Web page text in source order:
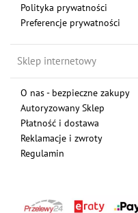
Polityka prywatności
Preferencje prywatności
Sklep internetowy
O nas - bezpieczne zakupy
Autoryzowany Sklep
Płatność i dostawa
Reklamacje i zwroty
Regulamin